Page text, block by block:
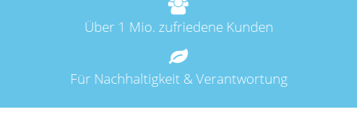
Über 1 Mio. zufriedene Kunden
Für Nachhaltigkeit & Verantwortung